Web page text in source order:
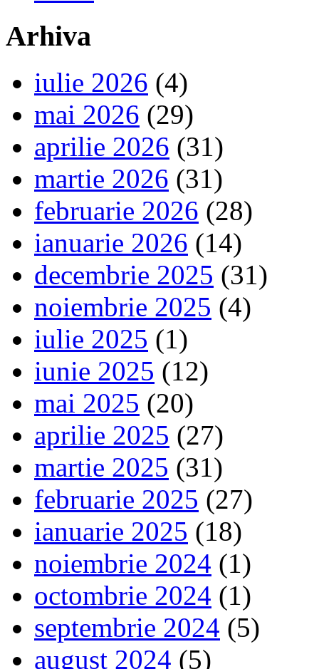
Arhiva
iulie 2026 (4)
mai 2026 (29)
aprilie 2026 (31)
martie 2026 (31)
februarie 2026 (28)
ianuarie 2026 (14)
decembrie 2025 (31)
noiembrie 2025 (4)
iulie 2025 (1)
iunie 2025 (12)
mai 2025 (20)
aprilie 2025 (27)
martie 2025 (31)
februarie 2025 (27)
ianuarie 2025 (18)
noiembrie 2024 (1)
octombrie 2024 (1)
septembrie 2024 (5)
august 2024 (5)